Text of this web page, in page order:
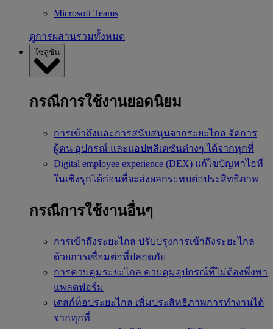
Microsoft Teams
ดูการผสานรวมทั้งหมด
โซลูชัน
กรณีการใช้งานยอดนิยม
การเข้าถึงและการสนับสนุนจากระยะไกล จัดการ
ผู้คน อุปกรณ์ และแอปพลิเคชันต่างๆ ได้จากทุกที่
Digital employee experience (DEX) แก้ไขปัญหาไอที
ในเชิงรุกได้ก่อนที่จะส่งผลกระทบต่อประสิทธิภาพ
กรณีการใช้งานอื่นๆ
การเข้าถึงระยะไกล ปรับปรุงการเข้าถึงระยะไกล
ด้วยการเชื่อมต่อที่ปลอดภัย
การควบคุมระยะไกล ควบคุมอุปกรณ์ที่ไม่ต้องพึ่งพา
แพลตฟอร์ม
เดสก์ท็อประยะไกล เพิ่มประสิทธิภาพการทำงานได้
จากทุกที่